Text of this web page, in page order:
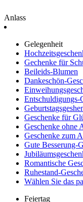
Anlass
Gelegenheit
Gechenke für
Beileids-Blumen
Dankeschön-
Entschuldigungs-
Geschenke für
Geschenke ohne
Geschenke zum
Gute Besserung-
Romantische
Ruhestand-
Wählen Sie das
Feiertag